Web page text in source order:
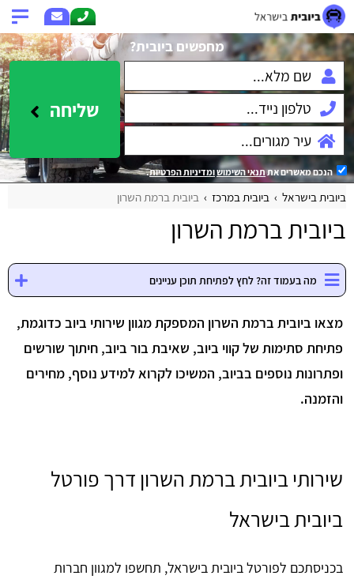
מחפשים ביובית?
שליחה
הנכם מאשרים אתתנאי השימושומדיניות הפרטיות.
ביובית בישראל ביובית במרכז ביובית ברמת השרון
ביובית ברמת השרון
מה בעמוד זה? לחץ לפתיחת תוכן עניינים
מצאו ביובית ברמת השרון המספקת מגוון שירותי ביוב כדוגמת,
פתיחת סתימות של קווי ביוב, שאיבת בור ביוב, חיתוך שורשים
ופתרונות נוספים בביוב, המשיכו לקרוא למידע נוסף, מחירים
והזמנה.
שירותי ביובית ברמת השרון דרך פורטל
ביובית בישראל
בכניסתכם לפורטל ביובית בישראל, תחשפו למגוון חברות